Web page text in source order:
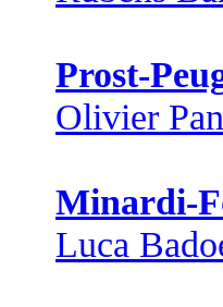
Prost-
Olivier
Minardi-
Luca